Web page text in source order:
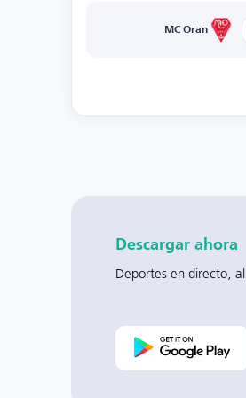
MC Oran
Descargar ahora
Deportes en directo,